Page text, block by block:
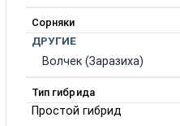
Сорняки
ДРУГИЕ
Волчек (Заразиха)
Тип гибрида
Простой гибрид